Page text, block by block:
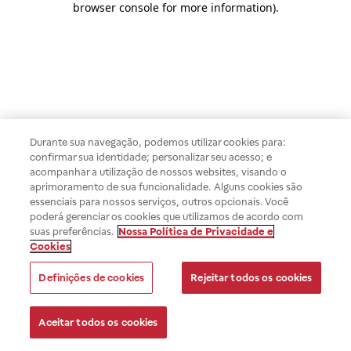
browser console for more information).
Durante sua navegação, podemos utilizar cookies para:
confirmar sua identidade; personalizar seu acesso; e
acompanhar a utilização de nossos websites, visando o
aprimoramento de sua funcionalidade. Alguns cookies são
essenciais para nossos serviços, outros opcionais. Você
poderá gerenciar os cookies que utilizamos de acordo com
suas preferências. Nossa Política de Privacidade e
Cookies
Definições de cookies Rejeitar todos os cookies
Aceitar todos os cookies